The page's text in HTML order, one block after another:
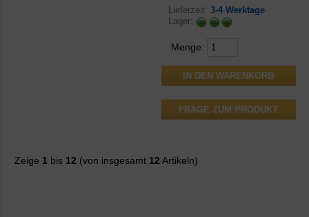
Lieferzeit: 3-4 Werktage
Lager:
Menge:
FRAGE ZUM PRODUKT
Zeige 1 bis 12 (von insgesamt 12 Artikeln)